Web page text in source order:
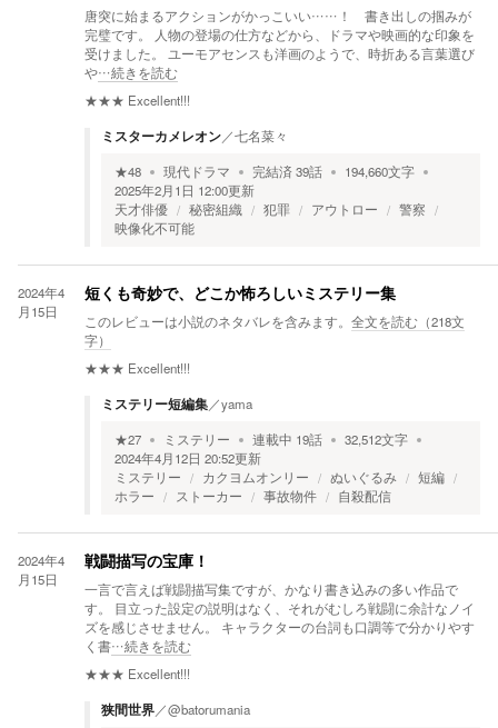
唐突に始まるアクションがかっこいい……！ 書き出しの掴みが
完璧です。 人物の登場の仕方などから、ドラマや映画的な印象を
受けました。 ユーモアセンスも洋画のようで、時折ある言葉選び
や…続きを読む
★★★ Excellent!!!
ミスターカメレオン／七名菜々
★48 現代ドラマ 完結済39話 194,660文字
2025年2月1日 12:00更新
天才俳優
秘密組織 犯罪 アウトロー
警察
映像化不可能
2024年4
月15日
短くも奇妙で、どこか怖ろしいミステリー集
このレビューは小説のネタバレを含みます。 全文を読む（218文
字）
★★★ Excellent!!!
ミステリー短編集／yama
★27 ミステリー 連載中 19話 32,512文字
2024年4月12日 20:52更新
ミステリー
カクヨムオンリー ぬいぐるみ
短編
ホラー
ストーカー 事故物件 自殺配信
2024年4
月15日
戦闘描写の宝庫！
一言で言えば戦闘描写集ですが、かなり書き込みの多い作品で
す。 目立った設定の説明はなく、それがむしろ戦闘に余計なノイ
ズを感じさせません。 キャラクターの台詞も口調等で分かりやす
く書…続きを読む
★★★ Excellent!!!
狭間世界／@batorumania